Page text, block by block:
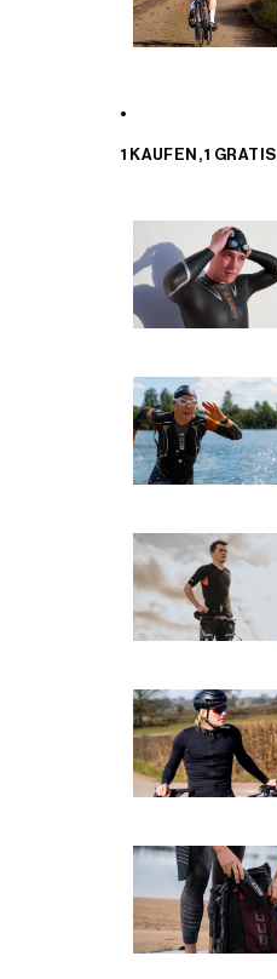
1 KAUFEN, 1 GRATIS